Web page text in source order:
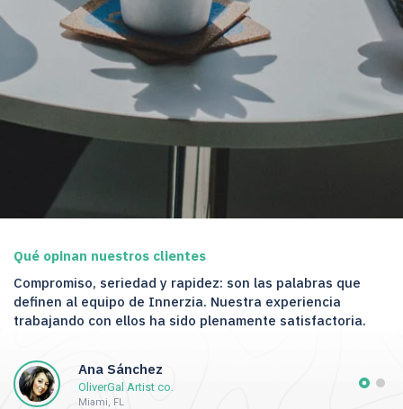
Qué opinan nuestros clientes
Compromiso, seriedad y rapidez: son las palabras que
definen al equipo de Innerzia. Nuestra experiencia
trabajando con ellos ha sido plenamente satisfactoria.
Ana Sánchez
OliverGal Artist co.
Miami, FL